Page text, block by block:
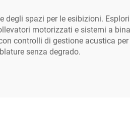
degli spazi per le esibizioni.
motorizzati e sistemi a
controlli di gestione acustica per
senza degrado.